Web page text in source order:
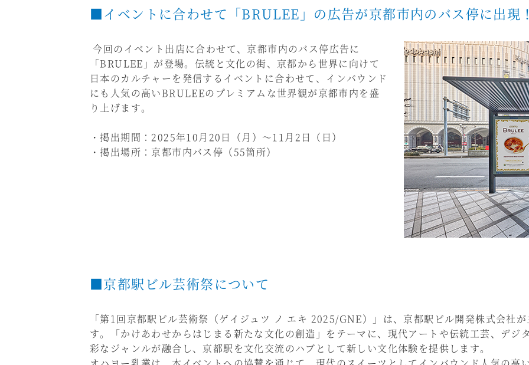
■イベントに合わせて「BRULEE」の広告が京都市内のバス停に出現！
今回のイベント出店に合わせて、京都市内のバス停広告に
「BRULEE」が登場。伝統と文化の街、京都から世界に向けて
日本のカルチャーを発信するイベントに合わせて、インバウンド
にも人気の高いBRULEEのプレミアムな世界観が京都市内を盛
り上げます。
・掲出期間：2025年10月20日（月）～11月2日（日）
・掲出場所：京都市内バス停（55箇所）
■京都駅ビル芸術祭について
「第1回京都駅ビル芸術祭（ゲイジュツ ノ エキ 2025/GNE）」は、京都駅ビル開発株式会社
す。「かけあわせからはじまる新たな文化の創造」をテーマに、現代アートや伝統工芸、デジ
彩なジャンルが融合し、京都駅を文化交流のハブとして新しい文化体験を提供します。